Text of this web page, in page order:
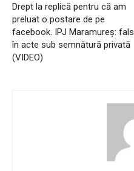
Drept la replică pentru că am
preluat o postare de pe
facebook. IPJ Maramureș: fals
în acte sub semnătură privată
(VIDEO)